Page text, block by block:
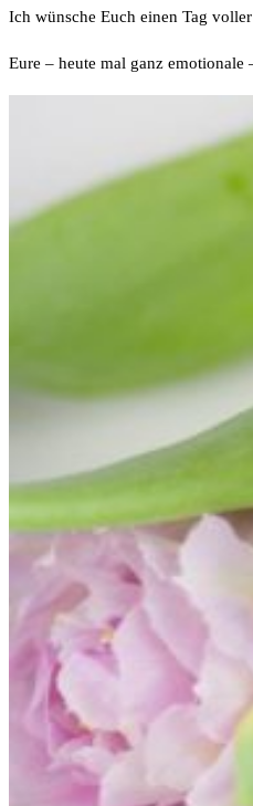
Ich wünsche Euch einen Tag
Eure – heute mal ganz emotionale